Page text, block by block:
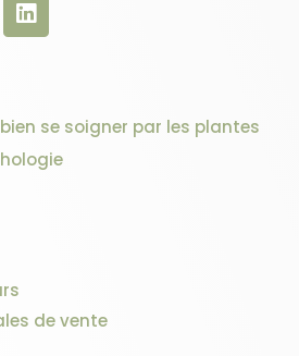
se soigner par les plantes
de vente